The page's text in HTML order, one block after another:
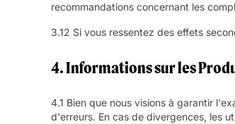
recommandations concernant les
3.12 Si vous ressentez des effets
4. Informations sur les
4.1 Bien que nous visions à garantir
d'erreurs. En cas de divergences, les